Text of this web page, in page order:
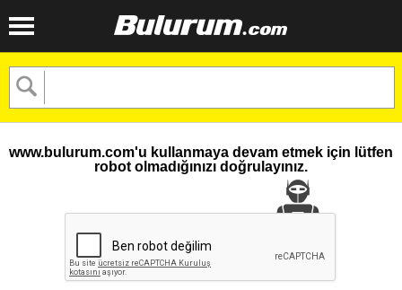
www.bulurum.com'u kullanmaya devam etmek için lütfen
robot olmadığınızı doğrulayınız.